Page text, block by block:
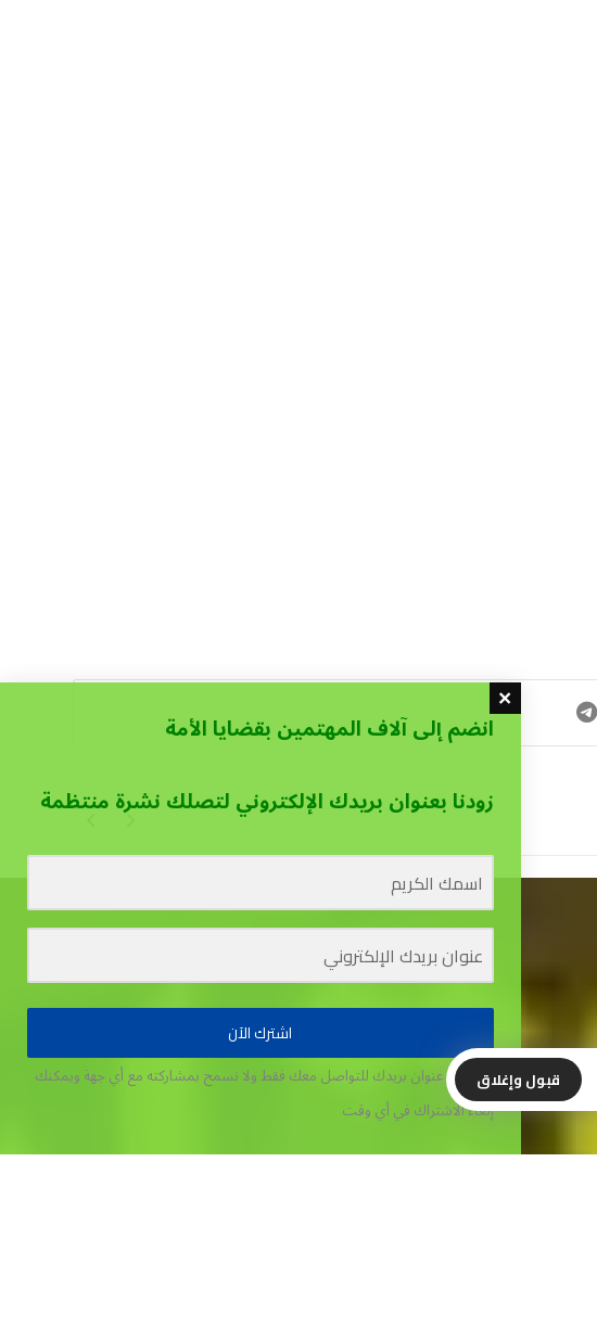
قبول وإغلاق
انضم إلى آلاف المهتمين بقضايا الأمة
زودنا بعنوان بريدك الإلكتروني لتصلك نشرة منتظمة
اشترك الآن
نستخدم عنوان بريدك للتواصل معك فقط ولا نسمح بمشاركته مع أي جهةويمكنك
إلغاء الاشتراك في أي وقت